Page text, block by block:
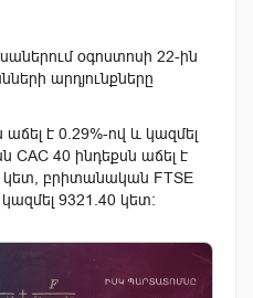
օգոստոսի 22-ին
արդյունքները
է 0.29%-ով և կազմել
40 ինդեքսն աճել է
կետ, բրիտանական FTSE
9321.40 կետ: